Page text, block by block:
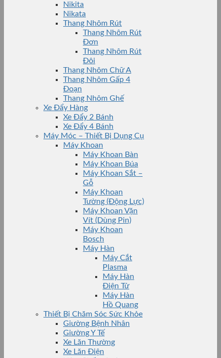
Nikita
Nikata
Thang Nhôm Rút
Thang Nhôm Rút
Đơn
Thang Nhôm Rút
Đôi
Thang Nhôm Chữ A
Thang Nhôm Gấp 4
Đoạn
Thang Nhôm Ghế
Xe Đẩy Hàng
Xe Đẩy 2 Bánh
Xe Đẩy 4 Bánh
Máy Móc – Thiết Bị Dụng Cụ
Máy Khoan
Máy Khoan Bàn
Máy Khoan Búa
Máy Khoan Sắt –
Gỗ
Máy Khoan
Tường (Động Lực)
Máy Khoan Vặn
Vít (Dùng Pin)
Máy Khoan
Bosch
Máy Hàn
Máy Cắt
Plasma
Máy Hàn
Điện Tử
Máy Hàn
Hồ Quang
Thiết Bị Chăm Sóc Sức Khỏe
Giường Bệnh Nhân
Giường Y Tế
Xe Lăn Thường
Xe Lăn Điện